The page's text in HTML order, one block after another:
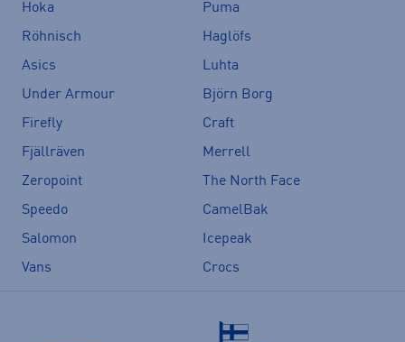
Hoka
Puma
Röhnisch
Haglöfs
Asics
Luhta
Under Armour
Björn Borg
Firefly
Craft
Fjällräven
Merrell
Zeropoint
The North Face
Speedo
CamelBak
Salomon
Icepeak
Vans
Crocs